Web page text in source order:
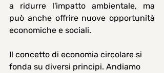
a ridurre l'impatto ambientale, ma
può anche offrire nuove opportunità
economiche e sociali.
Il concetto di economia circolare si
fonda su diversi principi. Andiamo